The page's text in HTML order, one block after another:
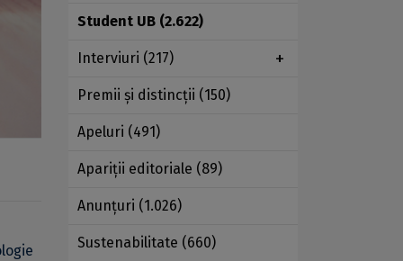
Student UB (2.622)
Interviuri (217)
Premii şi distincţii (150)
Apeluri (491)
Apariţii editoriale (89)
Anunţuri (1.026)
Sustenabilitate (660)